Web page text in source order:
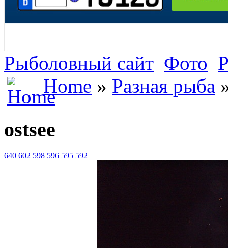
Рыболовный сайт Фото
Home » Разная рыба
ostsee
640 602 598 596 595 592